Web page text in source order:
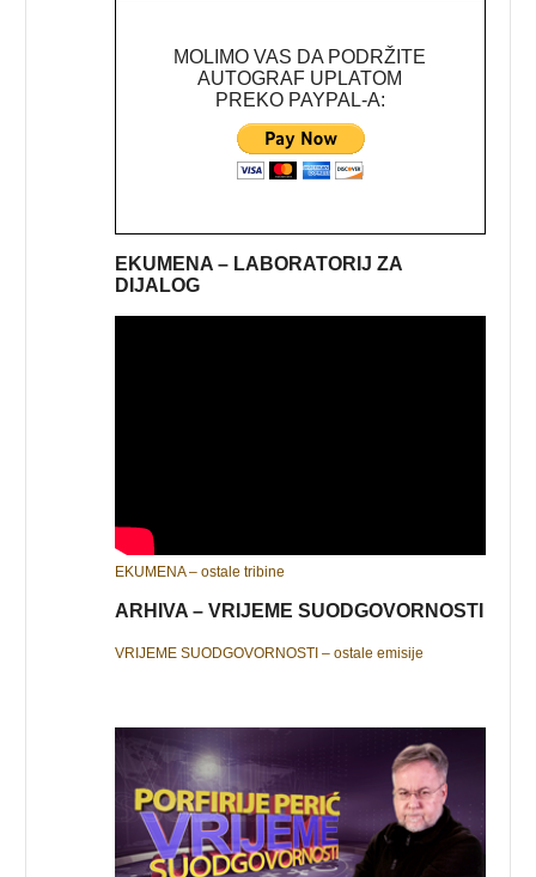
MOLIMO VAS DA PODRŽITE
AUTOGRAF UPLATOM
PREKO PAYPAL-A:
EKUMENA – LABORATORIJ ZA
DIJALOG
EKUMENA – ostale tribine
ARHIVA – VRIJEME SUODGOVORNOSTI
VRIJEME SUODGOVORNOSTI – ostale emisije